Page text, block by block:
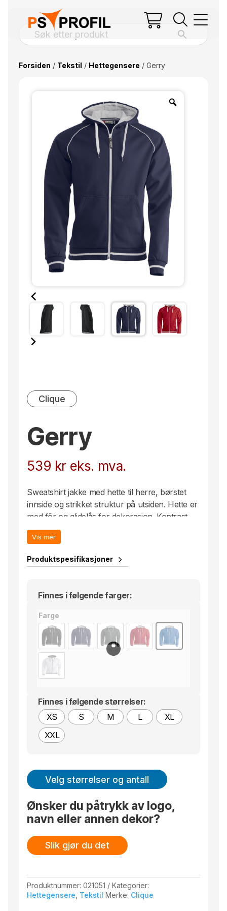
Forsiden / Tekstil / Hettegensere / Gerry
Clique
Gerry
539 kr eks. mva.
Sweatshirt jakke med hette til herre, børstet
innside og strikket struktur på utsiden. Hette er
med fõr og glidelås for dekorasjon. Kontrast
farge på innside hette, piping, stripe på ribb og
glidelås i front.
Vis mer
Produktspesifikasjoner
Finnes i følgende farger:
Farge
Finnes i følgende størrelser:
XS
S M L
XL
XXL
Velg størrelser og antall
Ønsker du påtrykk av logo,
navn eller annen dekor?
Slik gjør du det
Produktnummer:021051
Kategorier:
Hettegensere Tekstil Merke: Clique